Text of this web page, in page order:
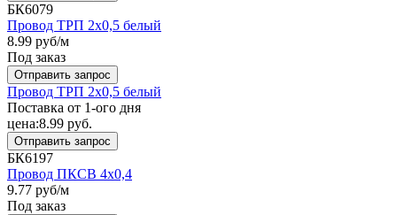
БК6079
Провод ТРП 2x0,5 белый
8.99 руб/м
Под заказ
Отправить запрос
Провод ТРП 2x0,5 белый
Поставка от 1-ого дня
цена:8.99 руб.
Отправить запрос
БК6197
Провод ПКСВ 4x0,4
9.77 руб/м
Под заказ